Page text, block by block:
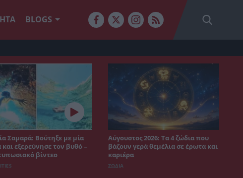
BLOGS
Σαμαρά: Βούτηξε με μία
και εξερεύνησε τον βυθό –
βίντεο
Αύγουστος 2026: Τα 4 ζώδια που
βάζουν γερά θεμέλια σε έρωτα και
καριέρα
ΖΩΔΙΑ